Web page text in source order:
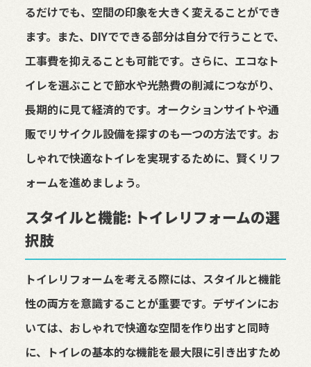
るだけでも、空間の印象を大きく変えることができ
ます。また、DIYでできる部分は自分で行うことで、
工事費を抑えることも可能です。さらに、エコなト
イレを選ぶことで節水や光熱費の削減につながり、
長期的に見て経済的です。オークションサイトや通
販でリサイクル設備を探すのも一つの方法です。お
しゃれで快適なトイレを実現するために、賢くリフ
ォームを進めましょう。
スタイルと機能: トイレリフォームの選
択肢
トイレリフォームを考える際には、スタイルと機能
性の両方を意識することが重要です。デザインにお
いては、おしゃれで快適な空間を作り出すと同時
に、トイレの基本的な機能を最大限に引き出すため